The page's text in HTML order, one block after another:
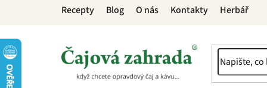
Recepty Blog O nás Kontakty Herbář